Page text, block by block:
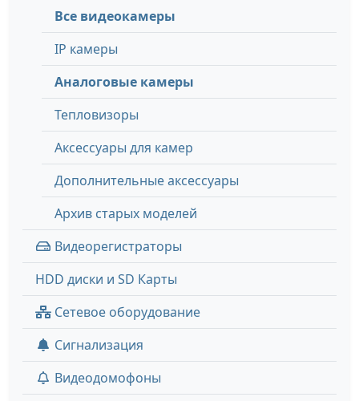
Все видеокамеры
IP камеры
Аналоговые камеры
Тепловизоры
Аксессуары для камер
Дополнительные аксессуары
Архив старых моделей
Видеорегистраторы
HDD диски и SD Карты
Сетевое оборудование
Сигнализация
Видеодомофоны